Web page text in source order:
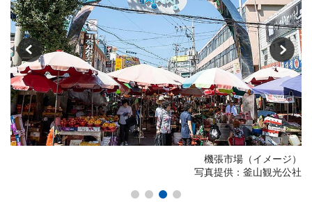
機張市場（イメージ）
写真提供：釜山観光公社